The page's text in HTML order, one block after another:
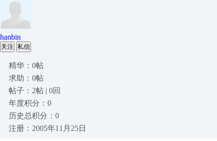
hanbin
关注 私信
精华：0帖
求助：0帖
帖子：2帖 | 0回
年度积分：0
历史总积分：0
注册：2005年11月25日